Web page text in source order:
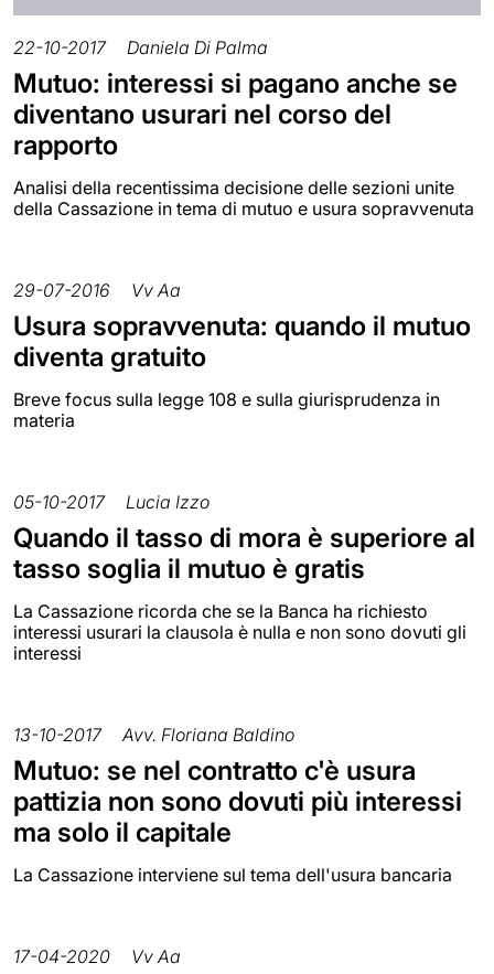
22-10-2017 Daniela Di Palma
Mutuo: interessi si pagano anche se
diventano usurari nel corso del
rapporto
Analisi della recentissima decisione delle sezioni unite
della Cassazione in tema di mutuo e usura sopravvenuta
29-07-2016 Vv Aa
Usura sopravvenuta: quando il mutuo
diventa gratuito
Breve focus sulla legge 108 e sulla giurisprudenza in
materia
05-10-2017 Lucia Izzo
Quando il tasso di mora è superiore al
tasso soglia il mutuo è gratis
La Cassazione ricorda che se la Banca ha richiesto
interessi usurari la clausola è nulla e non sono dovuti gli
interessi
13-10-2017 Avv. Floriana Baldino
Mutuo: se nel contratto c'è usura
pattizia non sono dovuti più interessi
ma solo il capitale
La Cassazione interviene sul tema dell'usura bancaria
17-04-2020 Vv Aa